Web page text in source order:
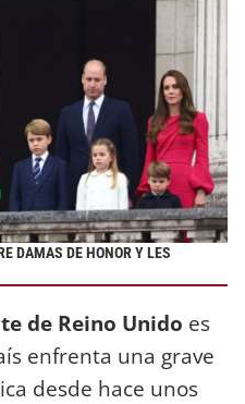
DAMAS DE HONOR Y LES
de Reino Unido es
enfrenta una grave
desde hace unos